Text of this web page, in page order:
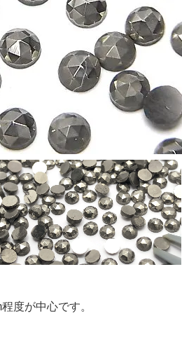
度が中心です。